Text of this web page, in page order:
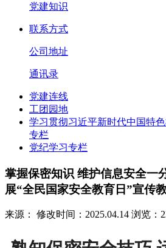
党建知识
联系方式
公司地址
通讯录
党建连线
工团园地
学习贯彻习近平新时代中国特
专栏
党纪学习专栏
掌握保密知识 维护信息安全一
展“全民国家安全教育日”宣传
来源： 修改时间：2025.04.14 浏览：